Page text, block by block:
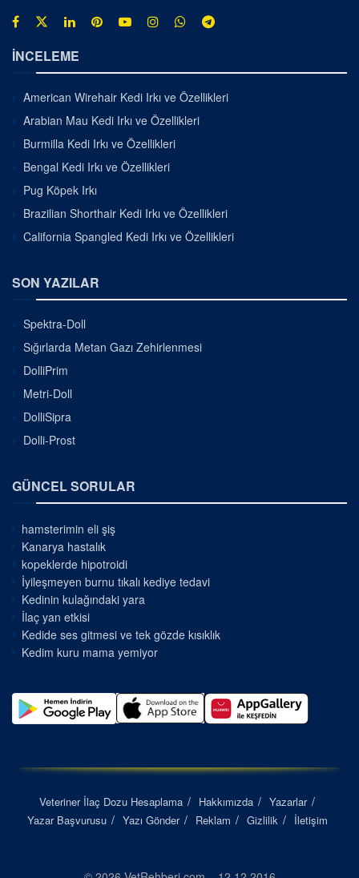
İNCELEME
American Wirehair Kedi Irkı ve Özellikleri
Arabian Mau Kedi Irkı ve Özellikleri
Burmilla Kedi Irkı ve Özellikleri
Bengal Kedi Irkı ve Özellikleri
Pug Köpek Irkı
Brazilian Shorthair Kedi Irkı ve Özellikleri
California Spangled Kedi Irkı ve Özellikleri
SON YAZILAR
Spektra-Doll
Sığırlarda Metan Gazı Zehirlenmesi
DolliPrim
Metri-Doll
DolliSipra
Dolli-Prost
GÜNCEL SORULAR
hamsterimin eli şiş
Kanarya hastalık
kopeklerde hipotroidi
İyileşmeyen burnu tıkalı kediye tedavi
Kedinin kulağındaki yara
İlaç yan etkisi
Kedide ses gitmesi ve tek gözde kısıklık
Kedim kuru mama yemiyor
Veteriner İlaç Dozu Hesaplama Hakkımızda
Yazarlar
Yazar Başvurusu
Yazı Gönder Reklam Gizlilik İletişim